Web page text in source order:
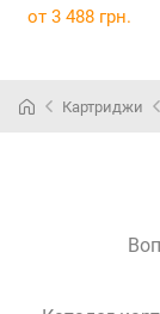
T05A4) IC-
от 3 488 грн.
Картриджи